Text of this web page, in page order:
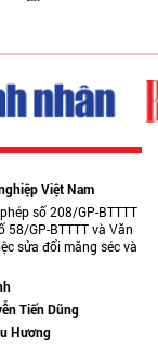
Việt Nam
số 208/GP-BTTTT
GP-BTTTT và Văn
sửa đổi măng séc và
Tiến Dũng
Hương